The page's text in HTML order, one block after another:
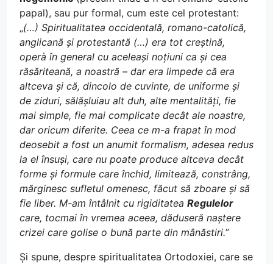
papal), sau pur formal, cum este cel protestant:
„(…) Spiritualitatea occidentală, romano-catolică,
anglicană și protestantă (…) era tot creștină,
operà în general cu aceleași noțiuni ca și cea
răsăriteană, a noastră – dar era limpede că era
altceva și că, dincolo de cuvinte, de uniforme și
de ziduri, sălășluiau alt duh, alte mentalități, fie
mai simple, fie mai complicate decât ale noastre,
dar oricum diferite. Ceea ce m-a frapat în mod
deosebit a fost un anumit formalism, adesea redus
la el însuși, care nu poate produce altceva decât
forme și formule care închid, limitează, constrâng,
mărginesc sufletul omenesc, făcut să zboare și să
fie liber. M-am întâlnit cu rigiditatea Regulelor
care, tocmai în vremea aceea, dăduseră naștere
crizei care golise o bună parte din mânăstiri.”
Și spune, despre spiritualitatea Ortodoxiei, care se